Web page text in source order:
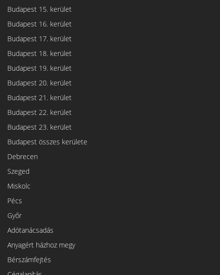
Budapest 15. kerület
Budapest 16. kerület
Budapest 17. kerület
Budapest 18. kerület
Budapest 19. kerület
Budapest 20. kerület
Budapest 21. kerület
Budapest 22. kerület
Budapest 23. kerület
Budapest összes kerülete
Debrecen
Szeged
Miskolc
Pécs
Győr
Adótanácsadás
Anyagért házhoz megy
Bérszámfejtés